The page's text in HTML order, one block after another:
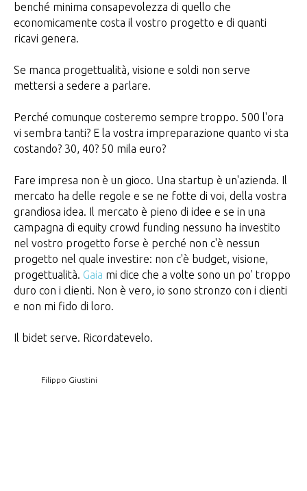
benché minima consapevolezza di quello che
economicamente costa il vostro progetto e di quanti
ricavi genera.
Se manca progettualità, visione e soldi non serve
mettersi a sedere a parlare.
Perché comunque costeremo sempre troppo. 500 l'ora
vi sembra tanti? E la vostra impreparazione quanto vi sta
costando? 30, 40? 50 mila euro?
Fare impresa non è un gioco. Una startup è un'azienda. Il
mercato ha delle regole e se ne fotte di voi, della vostra
grandiosa idea. Il mercato è pieno di idee e se in una
campagna di equity crowd funding nessuno ha investito
nel vostro progetto forse è perché non c'è nessun
progetto nel quale investire: non c'è budget, visione,
progettualità. Gaia mi dice che a volte sono un po' troppo
duro con i clienti. Non è vero, io sono stronzo con i clienti
e non mi fido di loro.
Il bidet serve. Ricordatevelo.
Filippo Giustini